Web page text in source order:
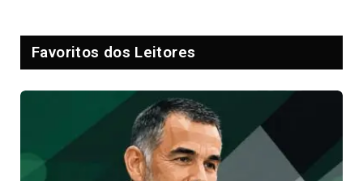
Favoritos dos Leitores